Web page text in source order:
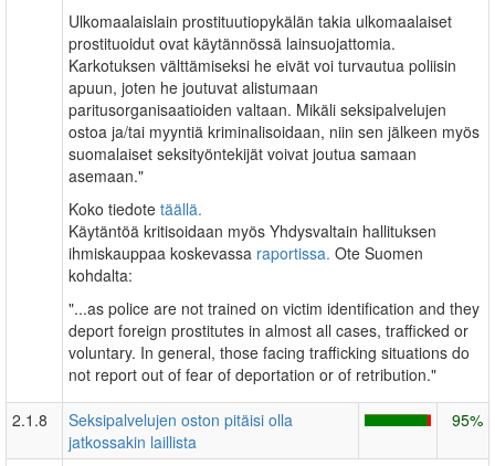
Ulkomaalaislain prostituutiopykälän takia ulkomaalaiset
prostituoidut ovat käytännössä lainsuojattomia.
Karkotuksen välttämiseksi he eivät voi turvautua poliisin
apuun, joten he joutuvat alistumaan
paritusorganisaatioiden valtaan. Mikäli seksipalvelujen
ostoa ja/tai myyntiä kriminalisoidaan, niin sen jälkeen myös
suomalaiset seksityöntekijät voivat joutua samaan
asemaan."
Koko tiedote täällä.
Käytäntöä kritisoidaan myös Yhdysvaltain hallituksen
ihmiskauppaa koskevassa raportissa. Ote Suomen
kohdalta:
"...as police are not trained on victim identification and they
deport foreign prostitutes in almost all cases, trafficked or
voluntary. In general, those facing trafficking situations do
not report out of fear of deportation or of retribution."
2.1.8
Seksipalvelujen oston pitäisi olla
jatkossakin laillista
95%